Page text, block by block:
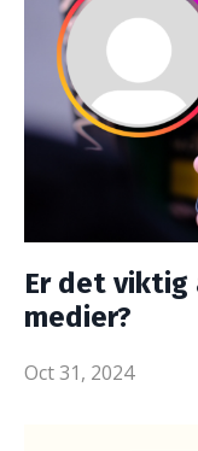
Er det viktig
medier?
Oct 31, 2024